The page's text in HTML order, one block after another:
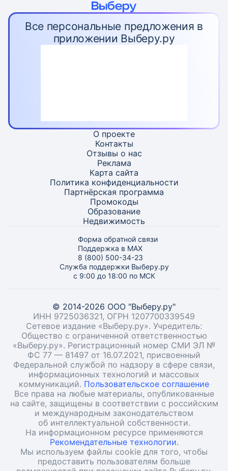
Все персональные предложения в
приложении Выберу.ру
О проекте
Контакты
Отзывы о нас
Реклама
Карта сайта
Политика конфиденциальности
Партнёрская программа
Промокоды
Образование
Недвижимость
Форма обратной связи
Поддержка в MAX
8 (800) 500-34-23
Служба поддержки Выберу.ру
с 9:00 до 18:00 по МСК
© 2014-2026 ООО "Выберу.ру"
ИНН 9725036321, ОГРН 1207700339549
Сетевое издание «Выберу.ру». Учредитель:
Общество с ограниченной ответственностью
«Выберу.ру». Регистрационный номер СМИ ЭЛ №
ФС 77 — 81497 от 16.07.2021, присвоенный
Федеральной службой по надзору в сфере связи,
информационных технологий и массовых
коммуникаций. Пользовательское соглашение
Все права на любые материалы, опубликованные
на сайте, защищены в соответствии с российским
и международным законодательством
об интеллектуальной собственности.
На информационном ресурсе применяются
Рекомендательные технологии.
Мы используем файлы cookie для того, чтобы
предоставить пользователям больше